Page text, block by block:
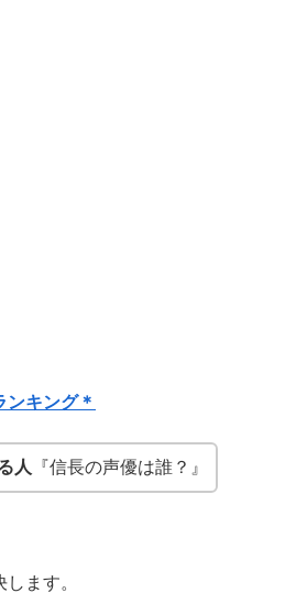
ンキング＊
人 『信長の声優は誰？』
ます。